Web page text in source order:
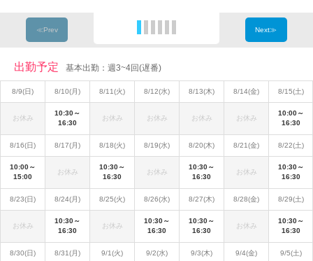
≪Prev Next≫
出勤予定 基本出勤：週3~4回(遅番)
8/9(日) 8/10(月) 8/11(火) 8/12(水) 8/13(木) 8/14(金) 8/15(土)
お休み
10:30～
16:30
お休み お休み お休み お休み
10:00～
16:30
8/16(日) 8/17(月) 8/18(火) 8/19(水) 8/20(木) 8/21(金) 8/22(土)
10:00～
15:00
お休み
10:30～
16:30
お休み
10:30～
16:30
お休み
10:30～
16:30
8/23(日) 8/24(月) 8/25(火) 8/26(水) 8/27(木) 8/28(金) 8/29(土)
お休み
10:30～
16:30
お休み
10:30～
16:30
10:30～
16:30
お休み
10:30～
16:30
8/30(日) 8/31(月) 9/1(火) 9/2(水) 9/3(木) 9/4(金) 9/5(土)